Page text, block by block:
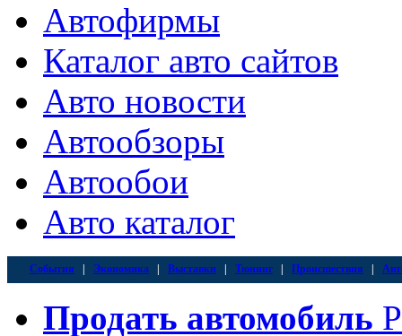
Автофирмы
Каталог авто сайтов
Авто новости
Автообзоры
Автообои
Авто каталог
События Экономика Выставки Тюнинг Происшествия
Продать автомобиль